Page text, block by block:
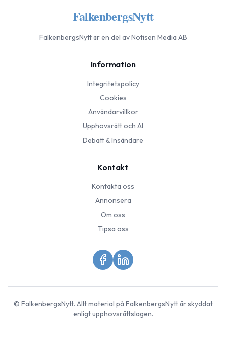
FalkenbergsNytt
FalkenbergsNyttär en del av Notisen Media AB
Information
Integritetspolicy
Cookies
Användarvillkor
Upphovsrätt och AI
Debatt & Insändare
Kontakt
Kontakta oss
Annonsera
Om oss
Tipsa oss
© FalkenbergsNytt. Allt material påFalkenbergsNyttär skyddat
enligt upphovsrättslagen.